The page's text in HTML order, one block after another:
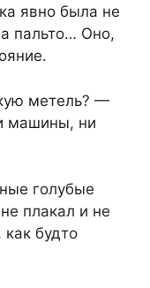
явно была не
пальто… Оно,
метель? —
машины, ни
голубые
плакал и не
будто